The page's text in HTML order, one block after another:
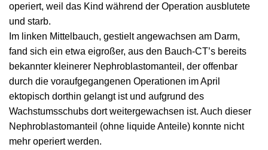
operiert, weil das Kind während der Operation ausblutete
und starb.
Im linken Mittelbauch, gestielt angewachsen am Darm,
fand sich ein etwa eigroßer, aus den Bauch-CT’s bereits
bekannter kleinerer Nephroblastomanteil, der offenbar
durch die voraufgegangenen Operationen im April
ektopisch dorthin gelangt ist und aufgrund des
Wachstumsschubs dort weitergewachsen ist. Auch dieser
Nephroblastomanteil (ohne liquide Anteile) konnte nicht
mehr operiert werden.